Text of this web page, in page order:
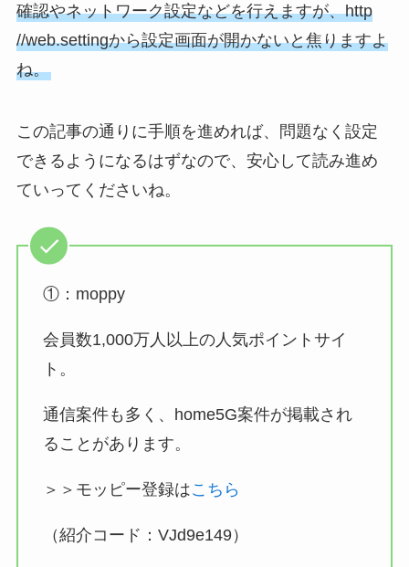
確認やネットワーク設定などを行えますが、http
//web.settingから設定画面が開かないと焦りますよ
ね。
この記事の通りに手順を進めれば、問題なく設定
できるようになるはずなので、安心して読み進め
ていってくださいね。
①：moppy
会員数1,000万人以上の人気ポイントサイ
ト。
通信案件も多く、home5G案件が掲載され
ることがあります。
＞＞モッピー登録はこちら
（紹介コード：VJd9e149）